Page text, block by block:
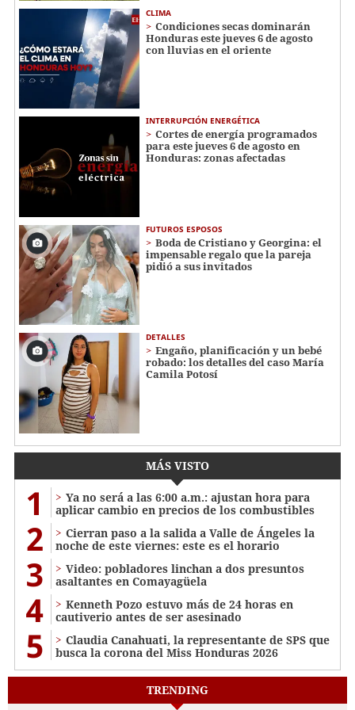
CLIMA
Condiciones secas dominarán
Honduras este jueves 6 de agosto
con lluvias en el oriente
INTERRUPCIÓN ENERGÉTICA
Cortes de energía programados
para este jueves 6 de agosto en
Honduras: zonas afectadas
FUTUROS ESPOSOS
Boda de Cristiano y Georgina: el
impensable regalo que la pareja
pidió a sus invitados
DETALLES
Engaño, planificación y un bebé
robado: los detalles del caso María
Camila Potosí
MÁS VISTO
1
Ya no será a las 6:00 a.m.: ajustan hora para
aplicar cambio en precios de los combustibles
2
Cierran paso a la salida a Valle de Ángeles la
noche de este viernes: este es el horario
3
Video: pobladores linchan a dos presuntos
asaltantes en Comayagüela
4
Kenneth Pozo estuvo más de 24 horas en
cautiverio antes de ser asesinado
5
Claudia Canahuati, la representante de SPS que
busca la corona del Miss Honduras 2026
TRENDING